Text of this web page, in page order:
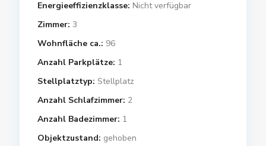
Energieeffizienzklasse: Nicht verfügbar
Zimmer: 3
Wohnfläche ca.: 96
Anzahl Parkplätze: 1
Stellplatztyp: Stellplatz
Anzahl Schlafzimmer: 2
Anzahl Badezimmer: 1
Objektzustand: gehoben